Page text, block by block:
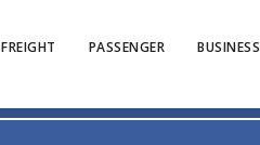
FREIGHT PASSENGER BUSINESS